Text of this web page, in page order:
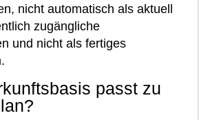
nicht automatisch als aktuell
zugängliche
und nicht als fertiges
passt zu